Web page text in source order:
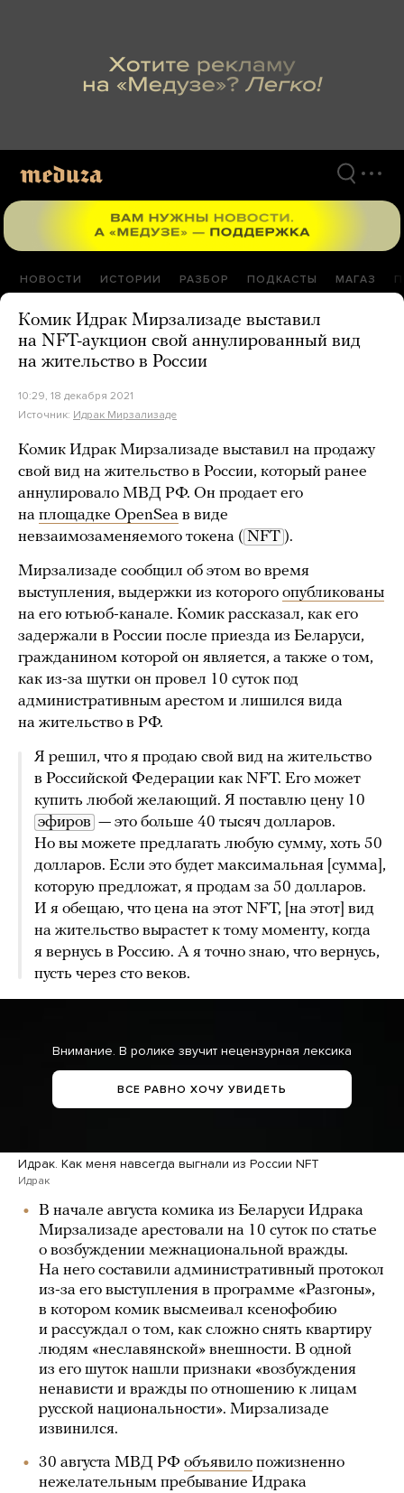
НОВОСТИ ИСТОРИИ РАЗБОР ПОДКАСТЫ МАГАЗ
Комик Идрак Мирзализаде выставил
на NFT-аукцион свой аннулированный вид
на жительство в России
10:29, 18 декабря 2021
Источник: Идрак Мирзализаде
Комик Идрак Мирзализаде выставил на продажу
свой вид на жительство в России, который ранее
аннулировало МВД РФ. Он продает его
на площадке OpenSea в виде
невзаимозаменяемого токена ( NFT ).
Мирзализаде сообщил об этом во время
выступления, выдержки из которого опубликованы
на его ютьюб-канале. Комик рассказал, как его
задержали в России после приезда из Беларуси,
гражданином которой он является, а также о том,
как из-за шутки он провел 10 суток под
административным арестом и лишился вида
на жительство в РФ.
Я решил, что я продаю свой вид на жительство
в Российской Федерации как NFT. Его может
купить любой желающий. Я поставлю цену 10
эфиров — это больше 40 тысяч долларов.
Но вы можете предлагать любую сумму, хоть 50
долларов. Если это будет максимальная [сумма],
которую предложат, я продам за 50 долларов.
И я обещаю, что цена на этот NFT, [на этот] вид
на жительство вырастет к тому моменту, когда
я вернусь в Россию. А я точно знаю, что вернусь,
пусть через сто веков.
Внимание. В ролике звучит нецензурная лексика
ВСЕ РАВНО ХОЧУ УВИДЕТЬ
Идрак. Как меня навсегда выгнали из России NFT
Идрак
В начале августа комика из Беларуси Идрака
Мирзализаде арестовали на 10 суток по статье
о возбуждении межнациональной вражды.
На него составили административный протокол
из-за его выступления в программе «Разгоны»,
в котором комик высмеивал ксенофобию
и рассуждал о том, как сложно снять квартиру
людям «неславянской» внешности. В одной
из его шуток нашли признаки «возбуждения
ненависти и вражды по отношению к лицам
русской национальности». Мирзализаде
извинился.
30 августа МВД РФ объявило пожизненно
нежелательным пребывание Идрака